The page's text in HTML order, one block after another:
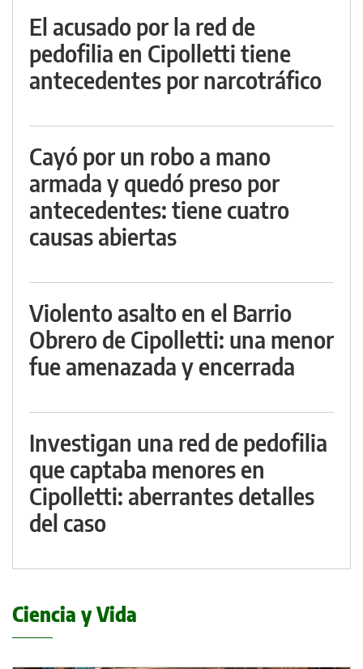
El acusado por la red de
pedofilia en Cipolletti tiene
antecedentes por narcotráfico
Cayó por un robo a mano
armada y quedó preso por
antecedentes: tiene cuatro
causas abiertas
Violento asalto en el Barrio
Obrero de Cipolletti: una menor
fue amenazada y encerrada
Investigan una red de pedofilia
que captaba menores en
Cipolletti: aberrantes detalles
del caso
Ciencia y Vida